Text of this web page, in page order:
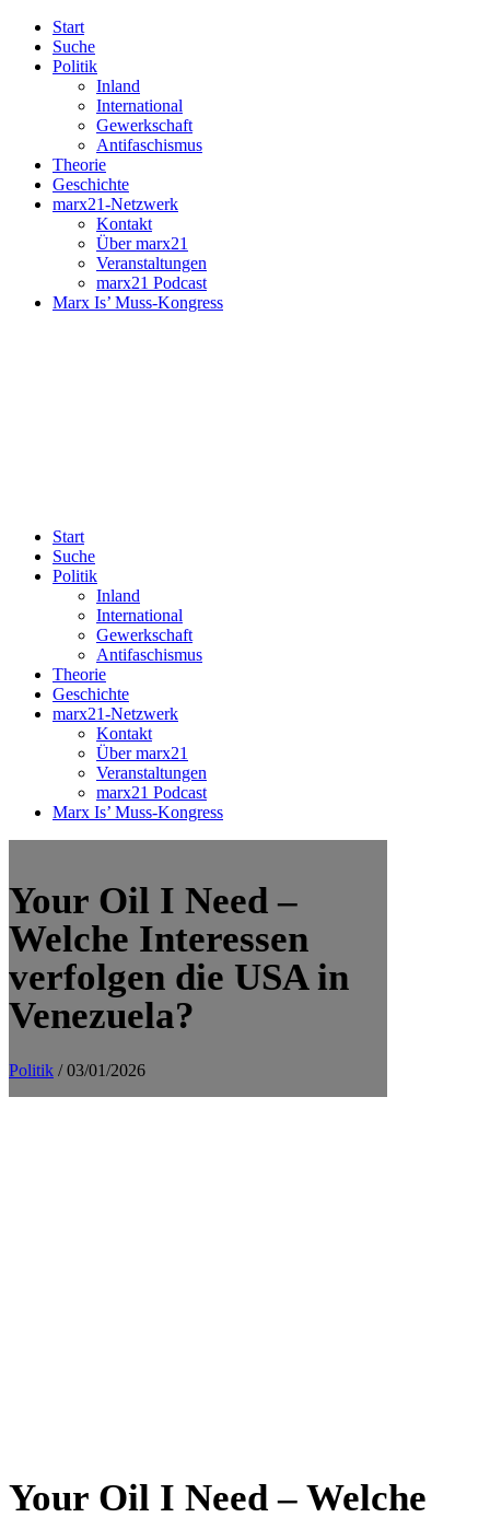
Start
Suche
Politik
Inland
International
Gewerkschaft
Antifaschismus
Theorie
Geschichte
marx21-Netzwerk
Kontakt
Über marx21
Veranstaltungen
marx21 Podcast
Marx Is’ Muss-Kongress
Start
Suche
Politik
Inland
International
Gewerkschaft
Antifaschismus
Theorie
Geschichte
marx21-Netzwerk
Kontakt
Über marx21
Veranstaltungen
marx21 Podcast
Marx Is’ Muss-Kongress
Your Oil I Need –
Welche Interessen
verfolgen die USA in
Venezuela?
Politik / 03/01/2026
Your Oil I Need – Welche